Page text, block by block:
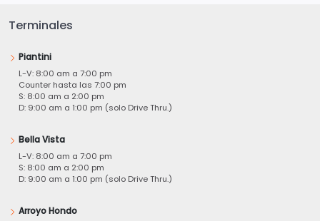
Terminales
Piantini
L-V: 8:00 am a 7:00 pm
Counter hasta las 7:00 pm
S: 8:00 am a 2:00 pm
D: 9:00 am a 1:00 pm (solo Drive Thru.)
Bella Vista
L-V: 8:00 am a 7:00 pm
S: 8:00 am a 2:00 pm
D: 9:00 am a 1:00 pm (solo Drive Thru.)
Arroyo Hondo